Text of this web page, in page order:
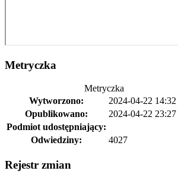
Metryczka
Metryczka
Wytworzono:
2024-04-22 14:32
Opublikowano:
2024-04-22 23:27
Podmiot udostępniający:
Odwiedziny:
4027
Rejestr zmian